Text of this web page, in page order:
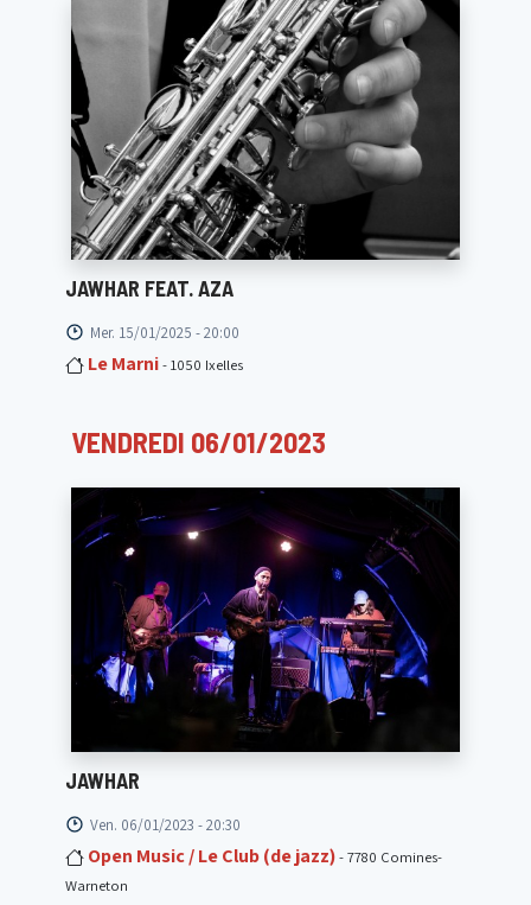
JAWHAR FEAT. AZA
Mer. 15/01/2025 - 20:00
Le Marni- 1050 Ixelles
VENDREDI 06/01/2023
JAWHAR
Ven. 06/01/2023 - 20:30
Open Music / Le Club (de jazz)- 7780 Comines-
Warneton